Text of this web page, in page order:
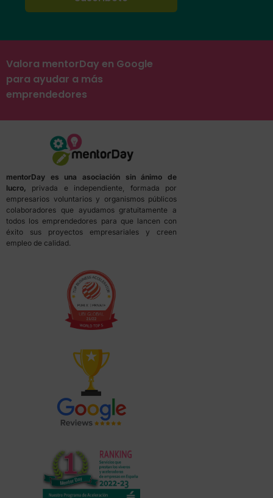
Valora mentorDay en Google
para ayudar a más
emprendedores
mentorDay es una asociación sin ánimo de
lucro, privada e independiente, formada por
empresarios voluntarios y organismos públicos
colaboradores que ayudamos gratuitamente a
todos los emprendedores para que lancen con
éxito sus proyectos empresariales y creen
empleo de calidad.